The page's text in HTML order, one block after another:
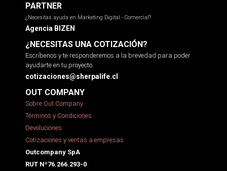
PARTNER
¿Necesitas ayuda en Marketing Digital - Comercial?
Agencia BIZEN
¿NECESITAS UNA COTIZACIÓN?
Escríbenos y te responderemos a la brevedad para poder
ayudarte en tu proyecto.
cotizaciones@sherpalife.cl
OUT COMPANY
Sobre Out Company
Términos y Condiciones
Devoluciones
Cotizaciones y ventas a empresas
Outcompany SpA
RUT Nº76.266.293-0